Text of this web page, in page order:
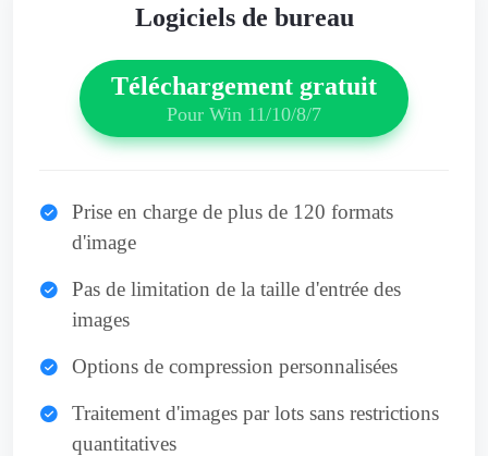
Logiciels de bureau
Téléchargement gratuit
Pour Win 11/10/8/7
Prise en charge de plus de 120 formats
d'image
Pas de limitation de la taille d'entrée des
images
Options de compression personnalisées
Traitement d'images par lots sans restrictions
quantitatives